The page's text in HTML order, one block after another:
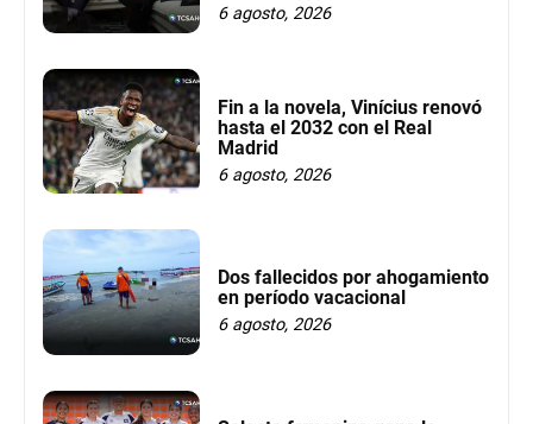
6 agosto, 2026
Fin a la novela, Vinícius renovó
hasta el 2032 con el Real
Madrid
6 agosto, 2026
Dos fallecidos por ahogamiento
en período vacacional
6 agosto, 2026